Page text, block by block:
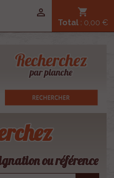
shopping_cart
Total : 0,00 €

ou référence